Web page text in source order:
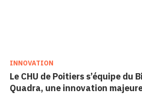
Le CHU de Poitiers s’équipe du
Quadra, une innovation
INNOVATION